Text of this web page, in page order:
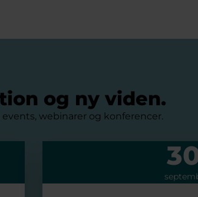
og ny viden.
events, webinarer og konferencer.
til værdiskabende handling
Webinar: Hør om